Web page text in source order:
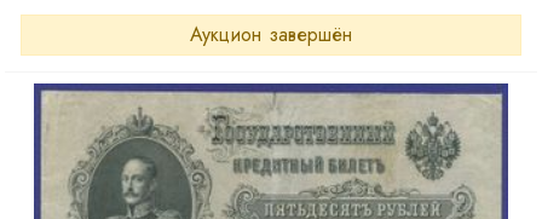
Аукцион завершён